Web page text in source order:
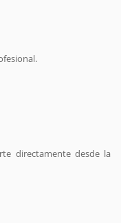
directamente desde la